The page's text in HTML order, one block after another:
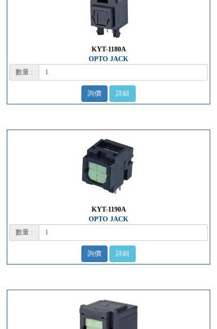
KYT-1180A
OPTO JACK
數量 :
詢價 詳細
KYT-1190A
OPTO JACK
數量 :
詢價 詳細